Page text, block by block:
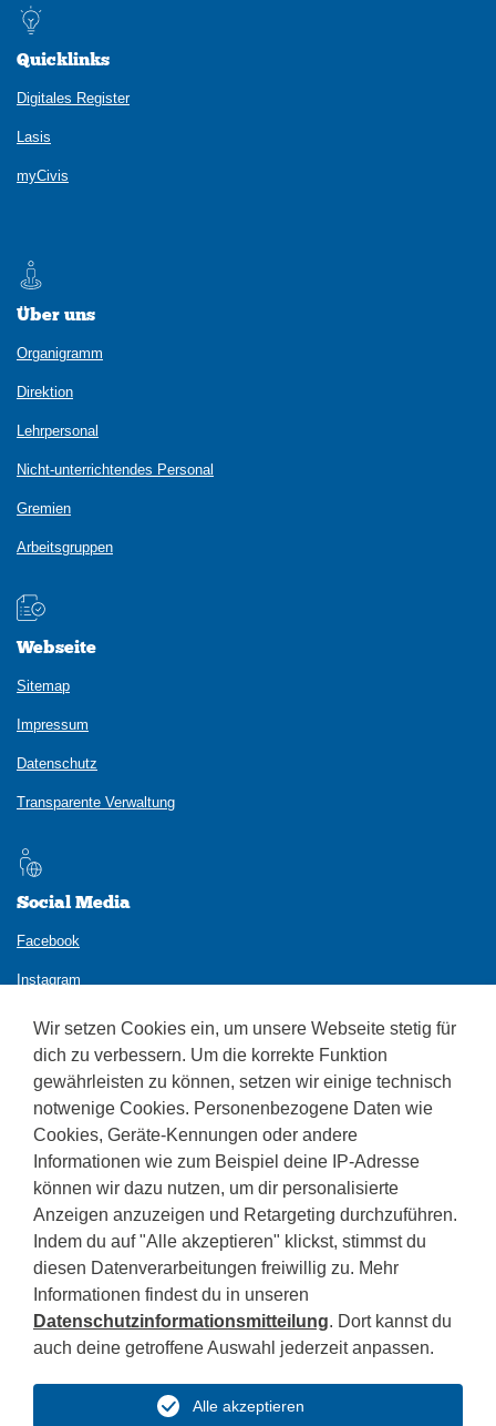
Quicklinks
Digitales Register
Lasis
myCivis
Über uns
Organigramm
Direktion
Lehrpersonal
Nicht-unterrichtendes Personal
Gremien
Arbeitsgruppen
Webseite
Sitemap
Impressum
Datenschutz
Transparente Verwaltung
Social Media
Facebook
Instagram
Kontakt
Fachoberschule für Tourismus
Roenstraße 12 - Bozen
Tel. 0471 272490
sogym-fotourismus(at)schule.suedtirol.it
Nachricht mit rechtl. Gültigkeit:
sogym-fotourismus(at)pec.prov.bz.it
Schulrat:
sogym.eltern.schulrat(at)gmail.com
Wir setzen Cookies ein, um unsere Webseite stetig für
dich zu verbessern. Um die korrekte Funktion
gewährleisten zu können, setzen wir einige technisch
notwenige Cookies. Personenbezogene Daten wie
Cookies, Geräte-Kennungen oder andere
Informationen wie zum Beispiel deine IP-Adresse
können wir dazu nutzen, um dir personalisierte
Anzeigen anzuzeigen und Retargeting durchzuführen.
Indem du auf "Alle akzeptieren" klickst, stimmst du
diesen Datenverarbeitungen freiwillig zu. Mehr
Informationen findest du in unseren
Datenschutzinformationsmitteilung. Dort kannst du
auch deine getroffene Auswahl jederzeit anpassen.
Alle akzeptieren